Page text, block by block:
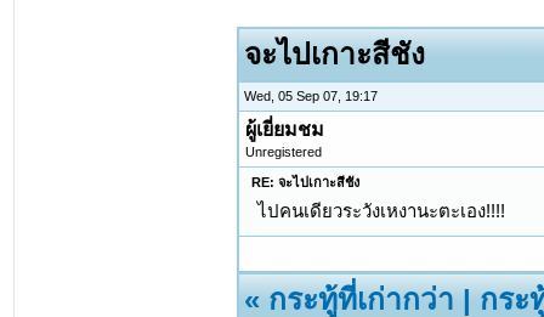
จะไปเกาะสีชัง
Wed, 05 Sep 07, 19:17
ผู้เยี่ยมชม
Unregistered
RE: จะไปเกาะสีชัง
ไปคนเดียวระวังเหงานะตะเอง!!!!
«กระทู้ที่เก่ากว่า|กระ